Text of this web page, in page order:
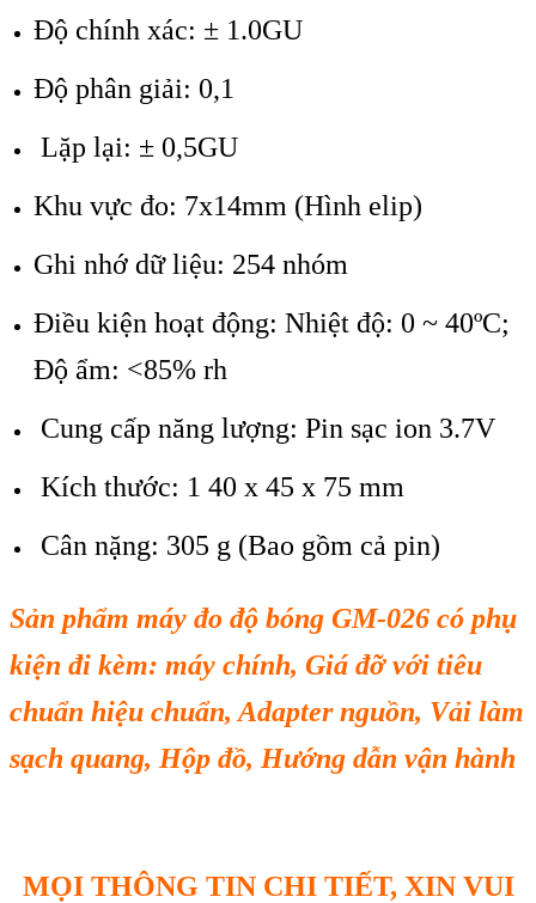
Độ chính xác: ± 1.0GU
Độ phân giải: 0,1
Lặp lại: ± 0,5GU
Khu vực đo: 7x14mm (Hình elip)
Ghi nhớ dữ liệu: 254 nhóm
Điều kiện hoạt động: Nhiệt độ: 0 ~ 40ºC;
Độ ẩm: <85% rh
Cung cấp năng lượng: Pin sạc ion 3.7V
Kích thước: 1 40 x 45 x 75 mm
Cân nặng: 305 g (Bao gồm cả pin)
Sản phẩm máy đo độ bóng GM-026 có phụ
kiện đi kèm: máy chính, Giá đỡ với tiêu
chuẩn hiệu chuẩn, Adapter nguồn, Vải làm
sạch quang, Hộp đồ, Hướng dẫn vận hành
MỌI THÔNG TIN CHI TIẾT, XIN VUI